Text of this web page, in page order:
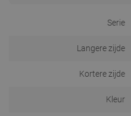
Serie
Langere zijde
Kortere zijde
Kleur